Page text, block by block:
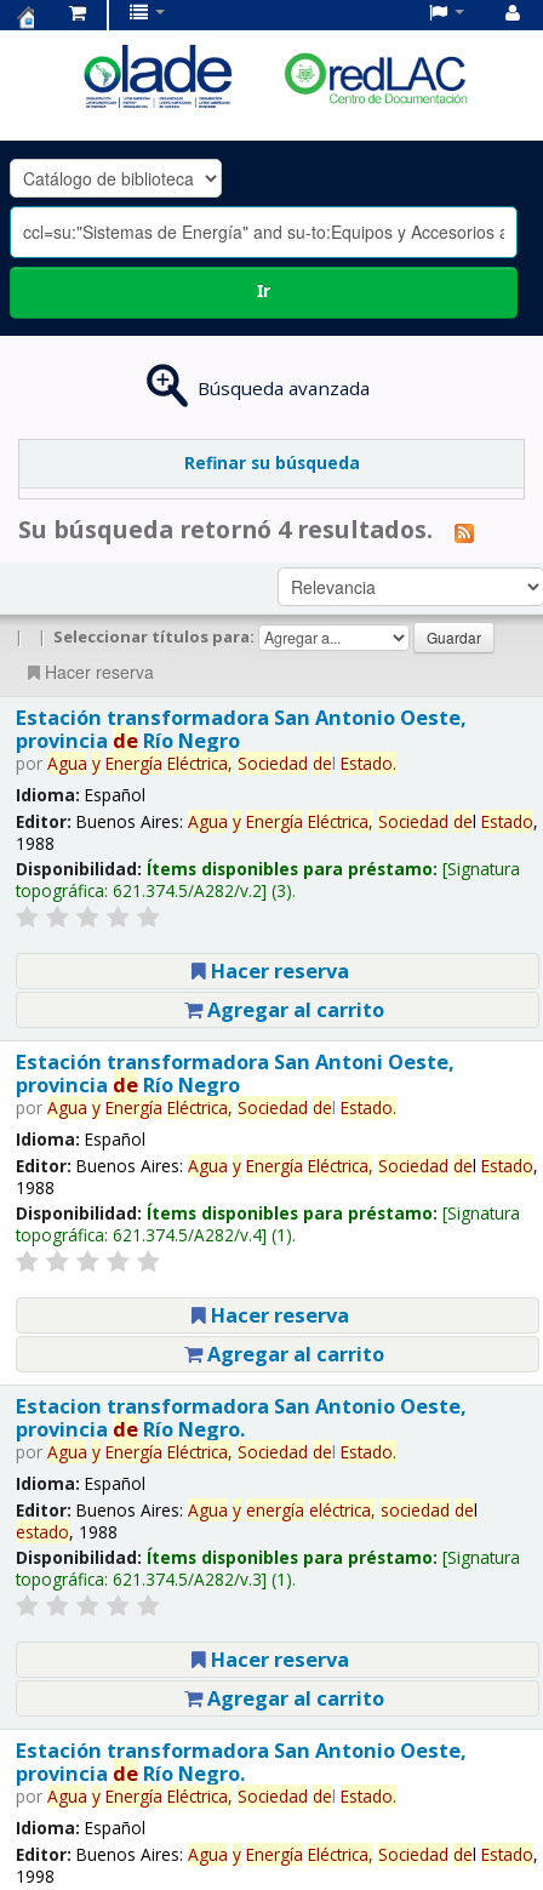
OLADE
-
Ir
Búsqueda avanzada
Refinar su búsqueda
Su búsqueda retornó 4 resultados.
| | Seleccionar títulos para:
Hacer reserva
Estación transformadora San Antonio Oeste,
provincia deRío Negro
por Agua y Energía Eléctrica, Sociedad del Estado.
Idioma: Español
Editor: Buenos Aires: Agua y Energía Eléctrica, Sociedad del Estado,
1988
Disponibilidad: Ítems disponibles para préstamo: Signatura
topográfica: 621.374.5/A282/v.2 (3).
Hacer reserva
Agregar al carrito
Estación transformadora San Antoni Oeste,
provincia deRío Negro
por Agua y Energía Eléctrica, Sociedad del Estado.
Idioma: Español
Editor: Buenos Aires: Agua y Energía Eléctrica, Sociedad del Estado,
1988
Disponibilidad: Ítems disponibles para préstamo: Signatura
topográfica: 621.374.5/A282/v.4 (1).
Hacer reserva
Agregar al carrito
Estacion transformadora San Antonio Oeste,
provincia deRío Negro.
por Agua y Energía Eléctrica, Sociedad del Estado.
Idioma: Español
Editor: Buenos Aires: Agua y energía eléctrica, sociedad del
estado, 1988
Disponibilidad: Ítems disponibles para préstamo: Signatura
topográfica: 621.374.5/A282/v.3 (1).
Hacer reserva
Agregar al carrito
Estación transformadora San Antonio Oeste,
provincia deRío Negro.
por Agua y Energía Eléctrica, Sociedad del Estado.
Idioma: Español
Editor: Buenos Aires: Agua y Energía Eléctrica, Sociedad del Estado,
1998